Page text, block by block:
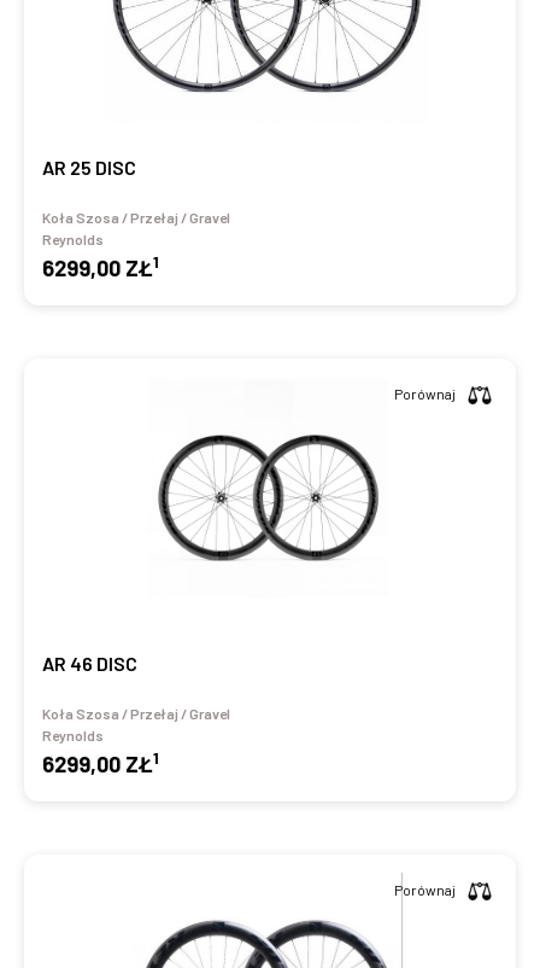
AR 25 DISC
Koła Szosa / Przełaj / Gravel
Reynolds
6299,00 ZŁ1
AR 46 DISC
Koła Szosa / Przełaj / Gravel
Reynolds
6299,00 ZŁ1
Porównaj
Porównaj